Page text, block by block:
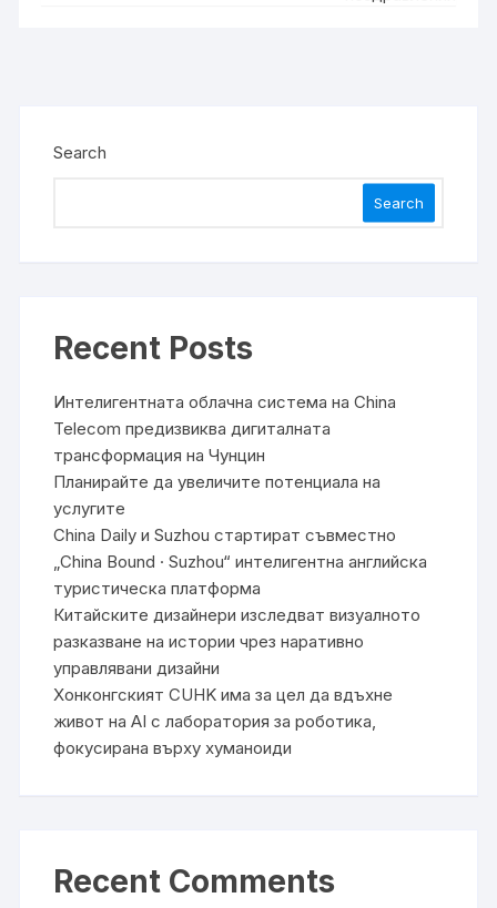
Search
Search
Recent Posts
Интелигентната облачна система на China
Telecom предизвиква дигиталната
трансформация на Чунцин
Планирайте да увеличите потенциала на
услугите
China Daily и Suzhou стартират съвместно
„China Bound · Suzhou“ интелигентна английска
туристическа платформа
Китайските дизайнери изследват визуалното
разказване на истории чрез наративно
управлявани дизайни
Хонконгският CUHK има за цел да вдъхне
живот на AI с лаборатория за роботика,
фокусирана върху хуманоиди
Recent Comments